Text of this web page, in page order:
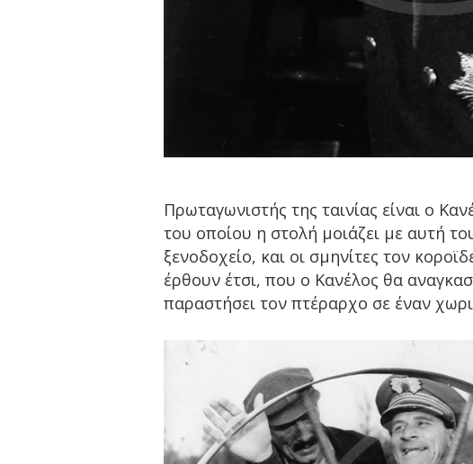
Πρωταγωνιστής της ταινίας είναι ο
του οποίου η στολή μοιάζει με αυτή
ξενοδοχείο, και οι σμηνίτες τον
έρθουν έτσι, που ο Κανέλος θα
παραστήσει τον πτέραρχο σε έναν